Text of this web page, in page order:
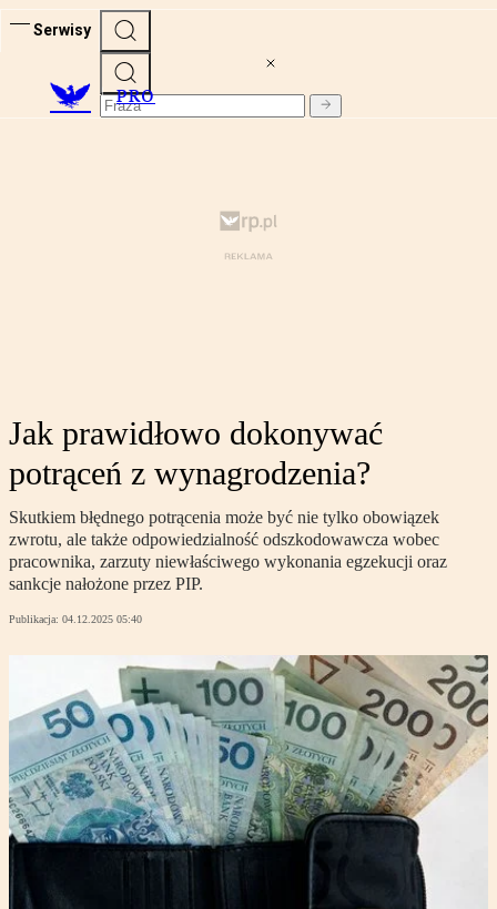
Serwisy
PRO
Jak prawidłowo dokonywać
potrąceń z wynagrodzenia?
Skutkiem błędnego potrącenia może być nie tylko obowiązek
zwrotu, ale także odpowiedzialność odszkodowawcza wobec
pracownika, zarzuty niewłaściwego wykonania egzekucji oraz
sankcje nałożone przez PIP.
Publikacja: 04.12.2025 05:40